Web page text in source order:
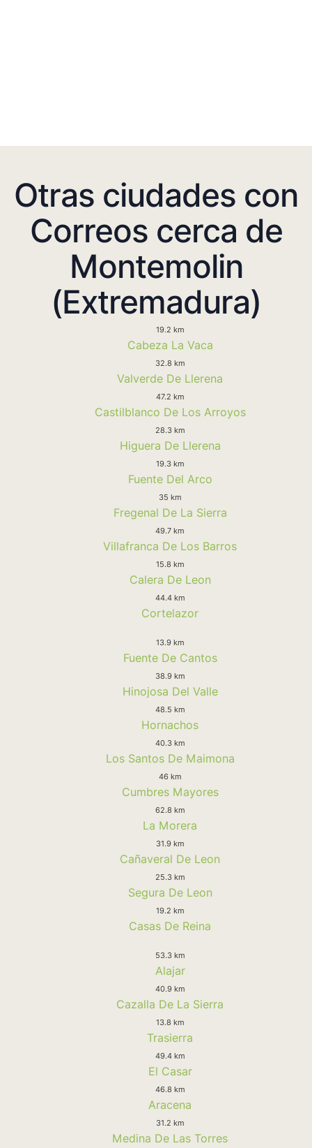
Otras ciudades con
Correos cerca de
Montemolin
(Extremadura)
19.2 km
Cabeza La Vaca
32.8 km
Valverde De Llerena
47.2 km
Castilblanco De Los Arroyos
28.3 km
Higuera De Llerena
19.3 km
Fuente Del Arco
35 km
Fregenal De La Sierra
49.7 km
Villafranca De Los Barros
15.8 km
Calera De Leon
44.4 km
Cortelazor
13.9 km
Fuente De Cantos
38.9 km
Hinojosa Del Valle
48.5 km
Hornachos
40.3 km
Los Santos De Maimona
46 km
Cumbres Mayores
62.8 km
La Morera
31.9 km
Cañaveral De Leon
25.3 km
Segura De Leon
19.2 km
Casas De Reina
53.3 km
Alajar
40.9 km
Cazalla De La Sierra
13.8 km
Trasierra
49.4 km
El Casar
46.8 km
Aracena
31.2 km
Medina De Las Torres